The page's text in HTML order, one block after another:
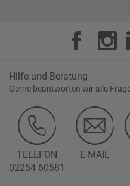
Hilfe und Beratung
Gerne beantworten wir alle
TELEFON
02254 60581
E-MAIL